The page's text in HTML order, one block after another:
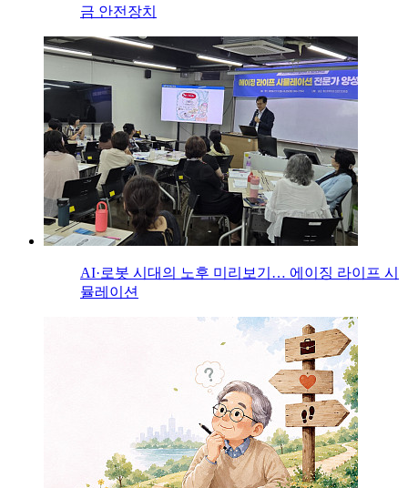
금 안전장치
AI·로봇 시대의 노후 미리보기… 에이징 라이프 시
뮬레이션